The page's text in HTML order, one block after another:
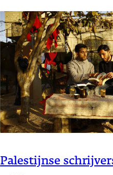
Palestijnse